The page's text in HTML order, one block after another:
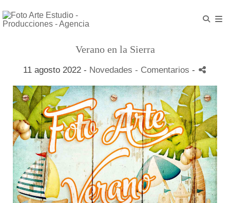
Verano en la Sierra
11 agosto 2022 - Novedades - Comentarios -